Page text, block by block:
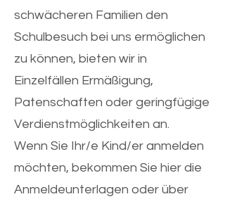
schwächeren Familien den
Schulbesuch bei uns ermöglichen
zu können, bieten wir in
Einzelfällen Ermäßigung,
Patenschaften oder geringfügige
Verdienstmöglichkeiten an.
Wenn Sie Ihr/e Kind/er anmelden
möchten, bekommen Sie hier die
Anmeldeunterlagen oder über